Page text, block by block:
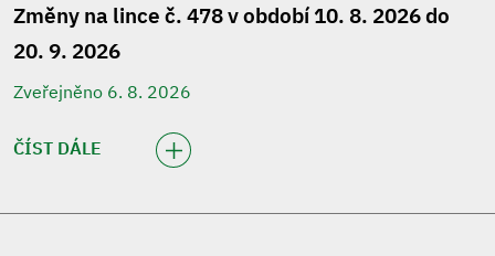
Změny na lince č. 478 v období 10. 8. 2026 do
20. 9. 2026
Zveřejněno 6. 8. 2026
ČÍST DÁLE